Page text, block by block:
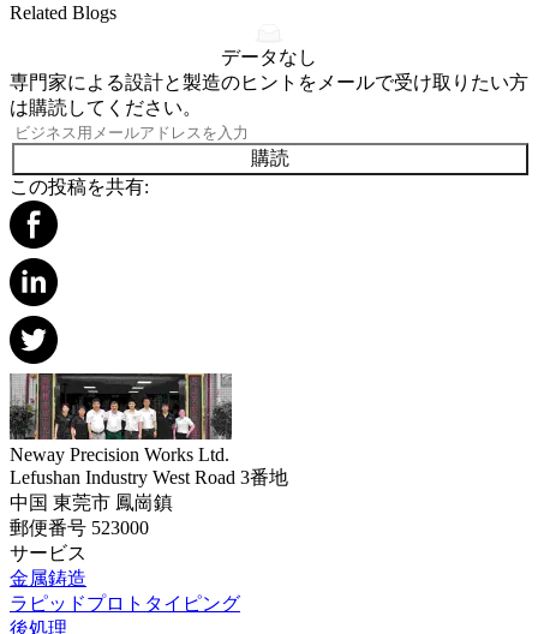
Related Blogs
データなし
専門家による設計と製造のヒントをメールで受け取りたい方
は購読してください。
購読
この投稿を共有:
Neway Precision Works Ltd.
Lefushan Industry West Road 3番地
中国 東莞市 鳳崗鎮
郵便番号 523000
サービス
金属鋳造
ラピッドプロトタイピング
後処理